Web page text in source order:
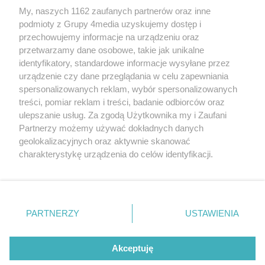
Redakcja Reklama Prywatność
Praca Łódź
the:protocol
Facebook.com
Youtube.com
My, naszych 1162 zaufanych partnerów oraz inne
podmioty z Grupy 4media uzyskujemy dostęp i
przechowujemy informacje na urządzeniu oraz
przetwarzamy dane osobowe, takie jak unikalne
identyfikatory, standardowe informacje wysyłane przez
urządzenie czy dane przeglądania w celu zapewniania
spersonalizowanych reklam, wybór spersonalizowanych
treści, pomiar reklam i treści, badanie odbiorców oraz
ulepszanie usług. Za zgodą Użytkownika my i Zaufani
Partnerzy możemy używać dokładnych danych
geolokalizacyjnych oraz aktywnie skanować
charakterystykę urządzenia do celów identyfikacji.
zmienić/wycofać klikając przycisk ustawień prywatności
znajdujący się w lewym dolnym rogu strony
. Niektóre
użytkownika, ale masz prawo sprzeciwić się takiemu
przetwarzaniu. Preferencje będą miały zastosowania tylko
PARTNERZY USTAWIENIA
Akceptuję